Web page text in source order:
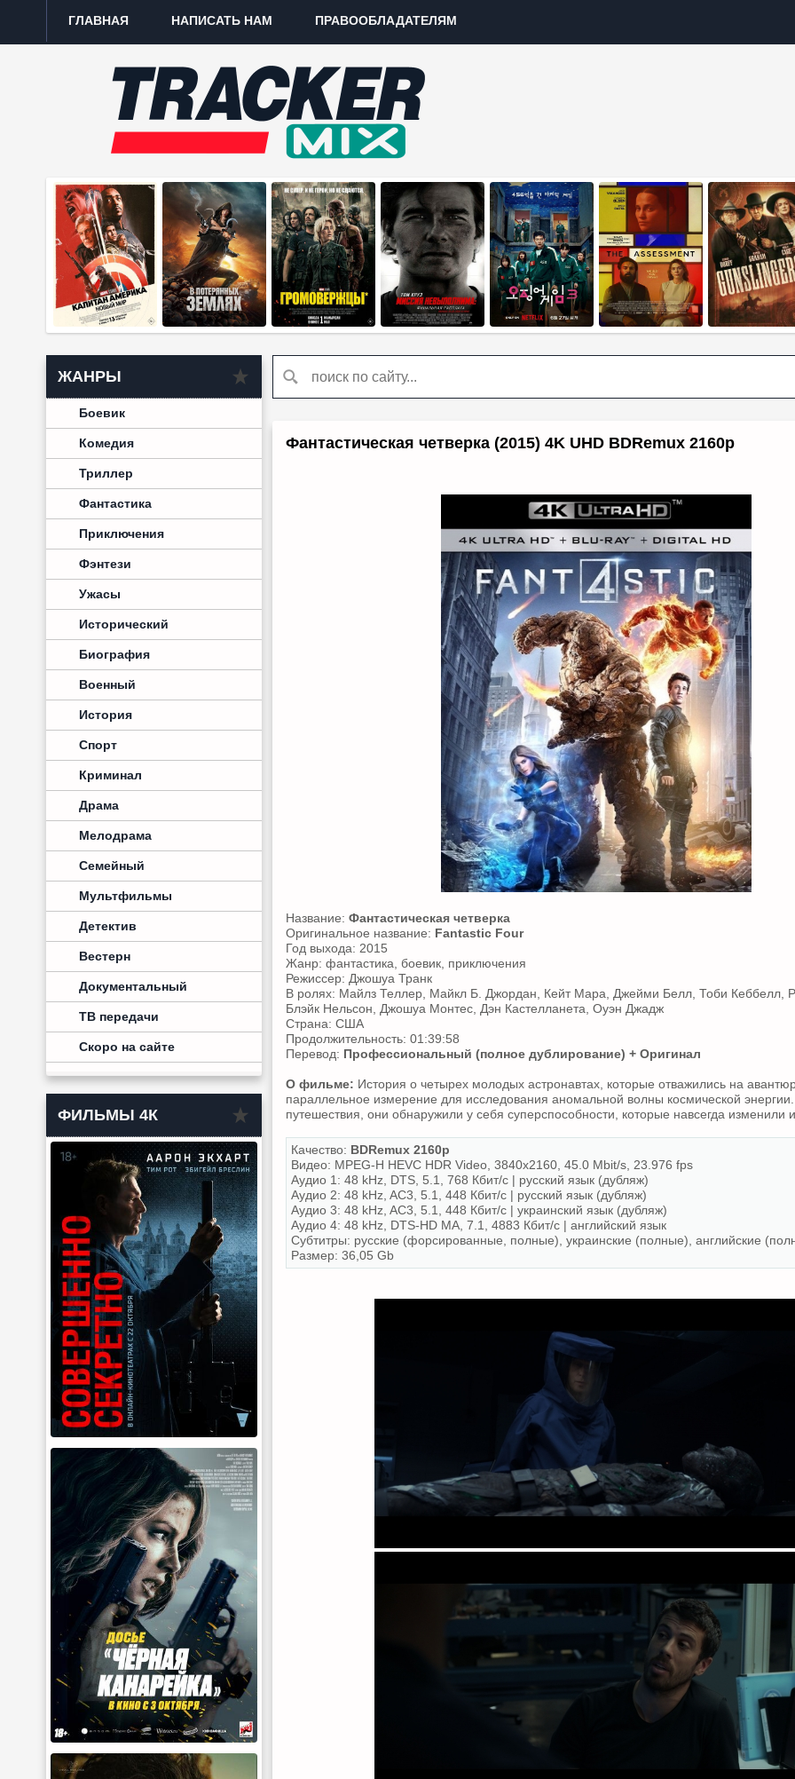
ГЛАВНАЯ НАПИСАТЬ НАМ ПРАВООБЛАДАТЕЛЯМ
ЖАНРЫ
Боевик
Комедия
Триллер
Фантастика
Приключения
Фэнтези
Ужасы
Исторический
Биография
Военный
История
Спорт
Криминал
Драма
Мелодрама
Семейный
Мультфильмы
Детектив
Вестерн
Документальный
ТВ передачи
Скоро на сайте
ФИЛЬМЫ 4К
Фантастическая четверка (2015) 4K UHD BDRemux 2160p
Название: Фантастическая четверка
Оригинальное название: Fantastic Four
Год выхода: 2015
Жанр: фантастика, боевик, приключения
Режиссер: Джошуа Транк
В ролях: Майлз Теллер, Майкл Б. Джордан, Кейт Мара, Джейми Белл, Тоби Кеббелл,
Блэйк Нельсон, Джошуа Монтес, Дэн Кастелланета, Оуэн Джадж
Страна: США
Продолжительность: 01:39:58
Перевод: Профессиональный (полное дублирование) + Оригинал
О фильме: История о четырех молодых астронавтах, которые отважились на
параллельное измерение для исследования аномальной волны космической
путешествия, они обнаружили у себя суперспособности, которые навсегда изменили
Качество: BDRemux 2160p
Видео: MPEG-H HEVC HDR Video, 3840x2160, 45.0 Mbit/s, 23.976 fps
Аудио 1: 48 kHz, DTS, 5.1, 768 Кбит/с | русский язык (дубляж)
Аудио 2: 48 kHz, AC3, 5.1, 448 Кбит/с | русский язык (дубляж)
Аудио 3: 48 kHz, AC3, 5.1, 448 Кбит/с | украинский язык (дубляж)
Аудио 4: 48 kHz, DTS-HD MA, 7.1, 4883 Кбит/с | английский язык
Субтитры: русские (форсированные, полные), украинские (полные), английские
Размер: 36,05 Gb